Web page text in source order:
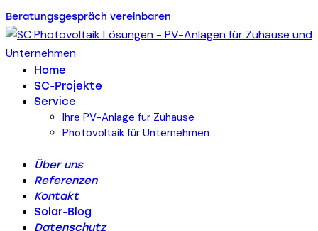
Beratungsgespräch vereinbaren
Home
SC-Projekte
Service
Ihre PV-Anlage für Zuhause
Photovoltaik für Unternehmen
Über uns
Referenzen
Kontakt
Solar-Blog
Datenschutz